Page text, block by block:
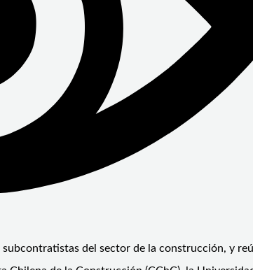
del sector de la construcción, y